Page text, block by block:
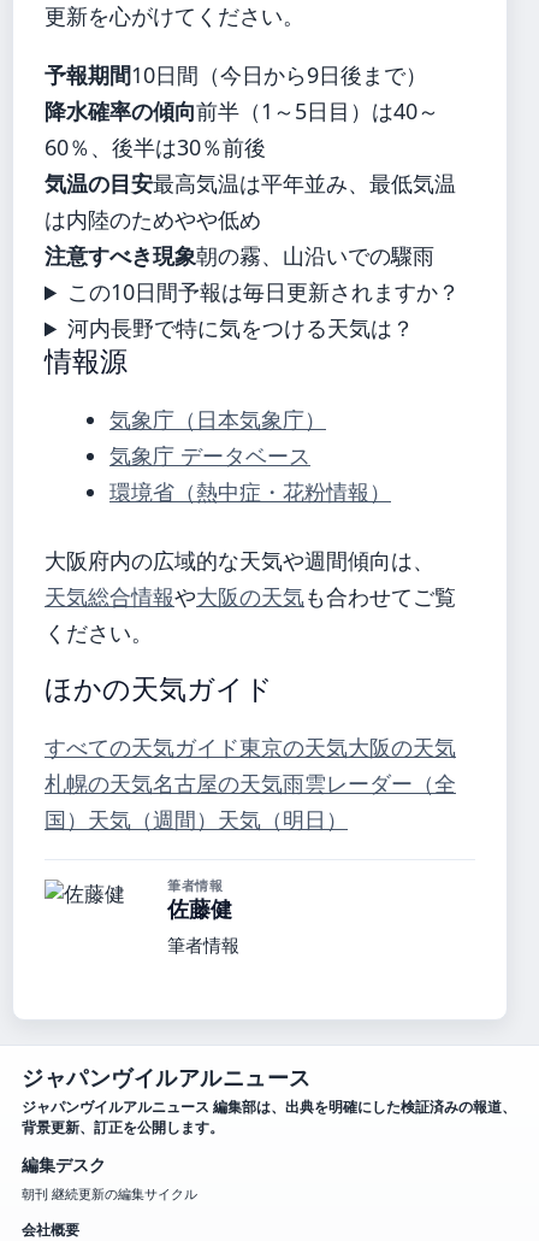
更新を心がけてください。
予報期間10日間（今日から9日後まで）
降水確率の傾向前半（1～5日目）は40～
60％、後半は30％前後
気温の目安最高気温は平年並み、最低気温
は内陸のためやや低め
注意すべき現象朝の霧、山沿いでの驟雨
この10日間予報は毎日更新されますか？
河内長野で特に気をつける天気は？
情報源
気象庁（日本気象庁）
気象庁 データベース
環境省（熱中症・花粉情報）
大阪府内の広域的な天気や週間傾向は、
天気総合情報や大阪の天気も合わせてご覧
ください。
ほかの天気ガイド
すべての天気ガイド東京の天気大阪の天気
札幌の天気名古屋の天気雨雲レーダー（全
国） 天気（週間） 天気（明日）
筆者情報
佐藤健
筆者情報
ジャパンヴイルアルニュース
ジャパンヴイルアルニュース 編集部は、出典を明確にした検証済みの報道、
背景更新、訂正を公開します。
編集デスク
朝刊 継続更新の編集サイクル
会社概要